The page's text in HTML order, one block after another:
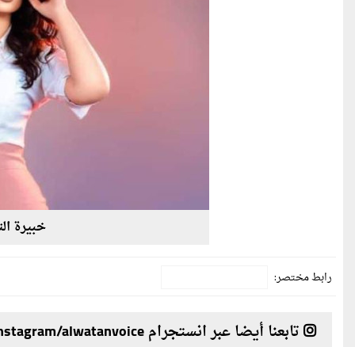
خبيرة
رابط مختصر:
تابعنا أيضا عبر انستجرام instagram/alwatanvoice